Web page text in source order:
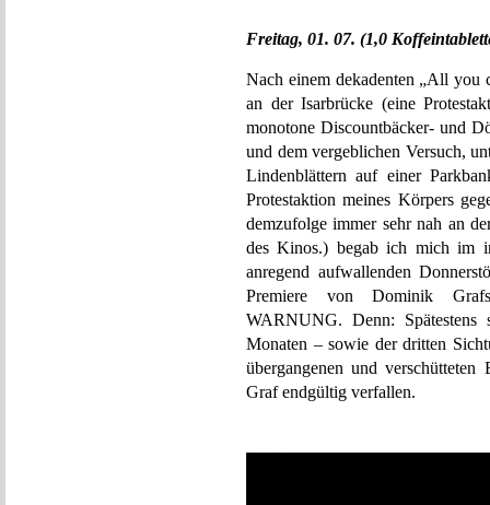
Freitag, 01. 07. (1,0
Nach einem dekadenten „All you
an der Isarbrücke (eine
monotone Discountbäcker- und
und dem vergeblichen Versuch,
Lindenblättern auf einer
Protestaktion meines Körpers
demzufolge immer sehr nah an
des Kinos.) begab ich mich im
anregend aufwallenden
Premiere von Dominik
WARNUNG. Denn:
Monaten – sowie der dritten
übergangenen und verschütteten
Graf endgültig verfallen.